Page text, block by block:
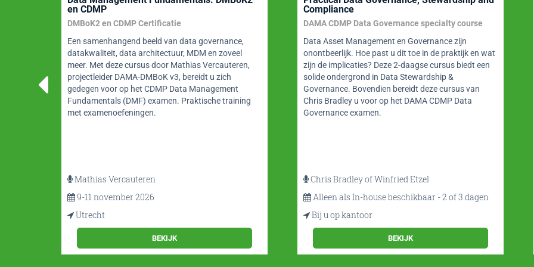
Compliance
DAMA CDMP Data Governance specialty course
Data Asset Management en Governance zijn
onontbeerlijk. Hoe past u dit toe in de praktijk en wat
zijn de implicaties? Deze 2-daagse cursus biedt een
solide ondergrond in Data Stewardship &
Governance. Bovendien bereidt deze cursus van
Chris Bradley u voor op het DAMA CDMP Data
Governance examen.
Chris Bradley of Winfried Etzel
Alleen als In-house beschikbaar - 2 of 3 dagen
Bij u op kantoor
BEKIJK
Business Intelligence, Datawarehousing, Big Data
en Datamanagement
Website op gebied van BI, datawarehousing, big
data, analytics en data science maar ook
datamanagement en datamodelleren. BI-Platform is
een onmisbare bron van informatie met o.a. blogs
door thought leaders, nieuws, (video)interviews,
whitepapers, vacatures en agendarubriek en fraaie
app.
BEKIJK